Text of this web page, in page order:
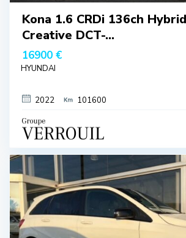
Kona 1.6 CRDi 136ch
Creative DCT-...
16900 €
HYUNDAI
2022 101600